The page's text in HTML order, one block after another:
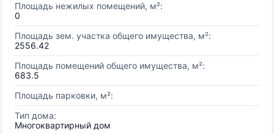
Площадь нежилых помещений, м²:
0
Площадь зем. участка общего имущества, м²:
2556.42
Площадь помещений общего имущества, м²:
683.5
Площадь парковки, м²:
Тип дома:
Многоквартирный дом